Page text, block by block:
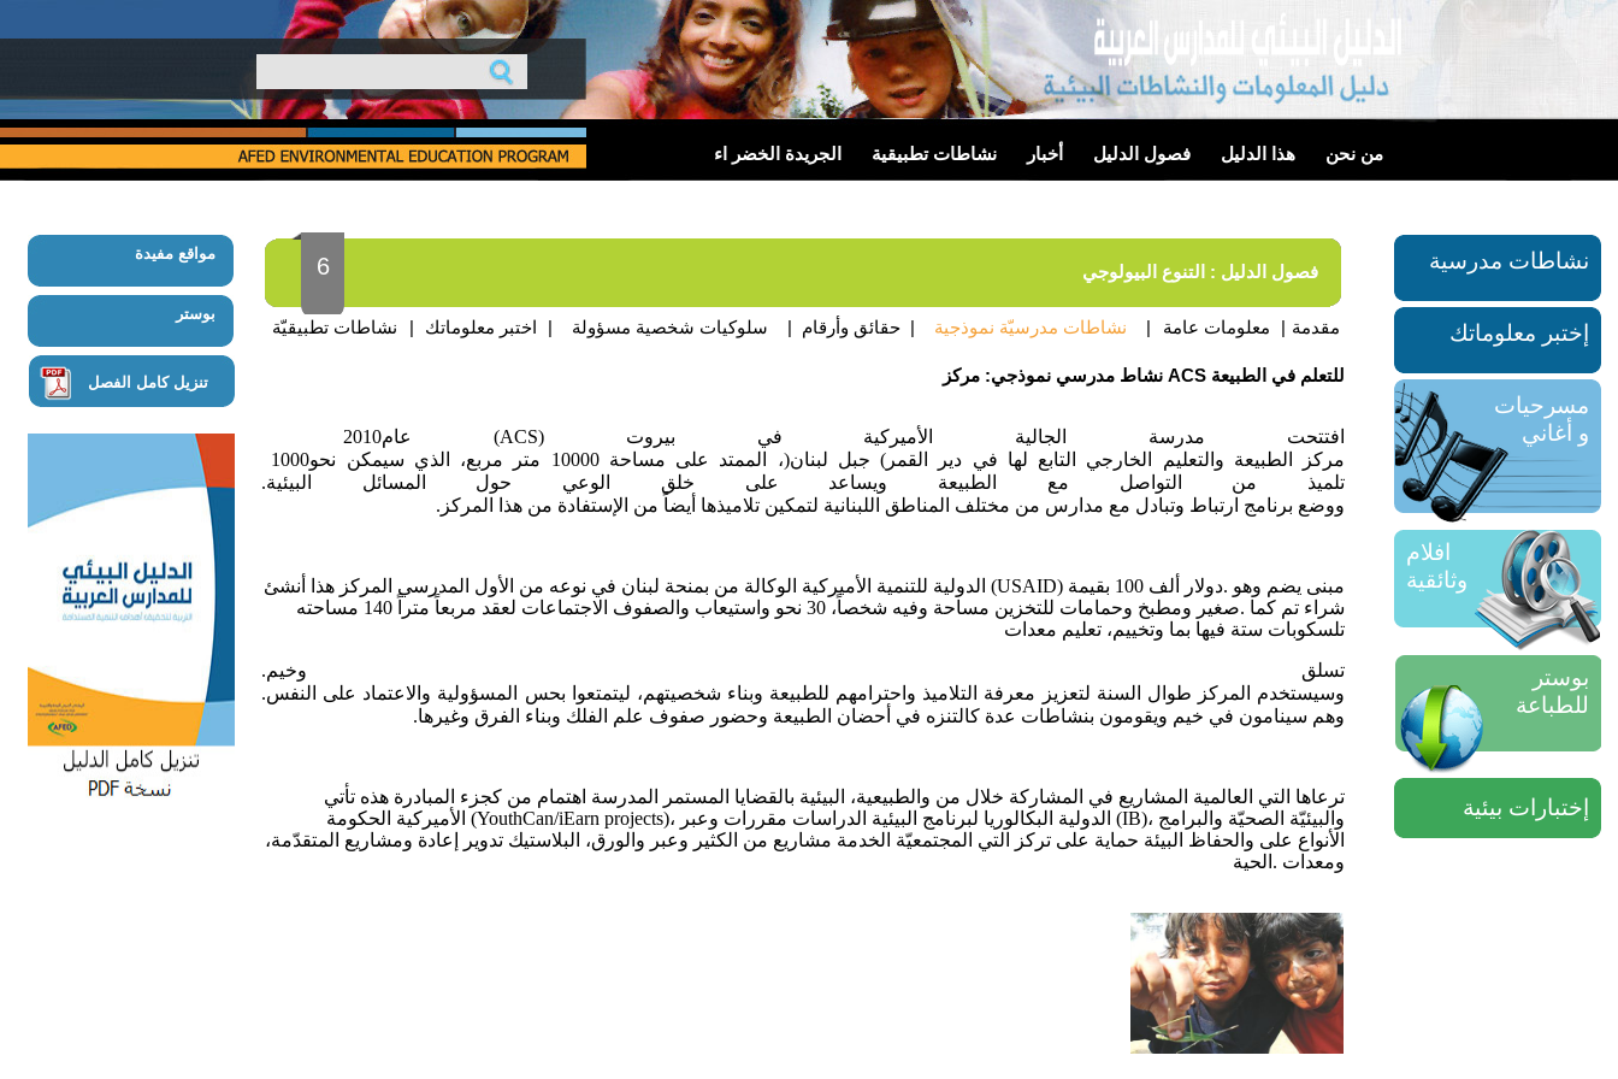
من نحن هذا الدليل فصول الدليل أخبار نشاطات تطبيقية الجريدة الخضر اء
مواقع مفيدة
بوستر
تنزيل كامل الفصل
6 فصول الدليل : التنوع البيولوجي
نشاطات تطبيقيّة | اختبر معلوماتك | سلوكيات شخصية مسؤولة | حقائق وأرقام | نشاطات مدرسيّة نموذجية | معلومات عامة | مقدمة
نشاط مدرسي نموذجي: مركز ACS للتعلم في الطبيعة
افتتحت مدرسة الجالية الأميركية في بيروت (ACS) عام2010
مركز
الطبيعة والتعليم الخارجي التابع لها في دير القمر ( جبل لبنان)، الممتد على مساحة 10000 متر مربع، الذي سيمكن نحو1000
تلميذ
من التواصل مع الطبيعة ويساعد على خلق الوعي حول المسائل البيئية.
ووضع برنامج ارتباط وتبادل مع مدارس من مختلف المناطق اللبنانية لتمكين تلاميذها أيضاً من الإستفادة من هذا المركز .
أنشئ هذا المركز المدرسي الأول من نوعه في لبنان بمنحة من الوكالة الأميركية للتنمية الدولية (USAID) بقيمة 100 ألف دولار. وهو يضم مبنى
مساحته 140 متراً مربعاً لعقد الاجتماعات والصفوف واستيعاب نحو 30 شخصاً، وفيه مساحة للتخزين وحمامات ومطبخ صغير. كما تم شراء
معدات تعليم وتخييم، بما فيها ستة تلسكوبات
تسلق
وخيم.
وسيستخدم
المركز طوال السنة لتعزيز معرفة التلاميذ واحترامهم للطبيعة وبناء شخصيتهم، ليتمتعوا بحس المسؤولية والاعتماد على النفس.
وهم سينامون في خيم ويقومون بنشاطات عدة كالتنزه في أحضان الطبيعة وحضور صفوف علم الفلك وبناء الفرق وغيرها.
تأتي هذه المبادرة كجزء من اهتمام المدرسة المستمر بالقضايا البيئية والطبيعية، من خلال المشاركة في المشاريع العالمية التي ترعاها
الحكومة الأميركية (YouthCan/iEarn projects)، وعبر مقررات الدراسات البيئية لبرنامج البكالوريا الدولية (IB)، والبرامج الصحيّة والبيئيّة
المتقدّمة، ومشاريع إعادة تدوير البلاستيك والورق، وعبر الكثير من مشاريع الخدمة المجتمعيّة التي تركز على حماية البيئة والحفاظ على الأنواع
الحية . ومعدات
نشاطات مدرسية
إختبر معلوماتك
مسرحيات
و أغاني
افلام
وثائقية
بوستر
للطباعة
إختبارات بيئية